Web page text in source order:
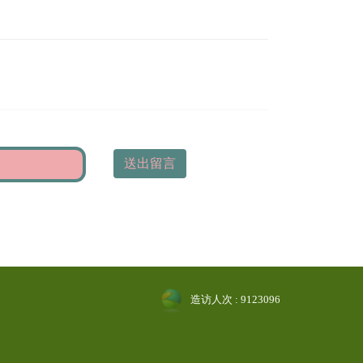
送出留言
造访人次 : 9123096